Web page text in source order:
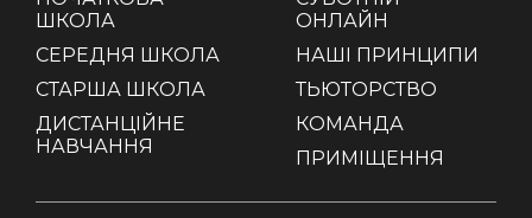
ШКОЛА
СЕРЕДНЯ ШКОЛА
СТАРША ШКОЛА
ДИСТАНЦІЙНЕ
НАВЧАННЯ
ОНЛАЙН
НАШІ ПРИНЦИПИ
ТЬЮТОРСТВО
КОМАНДА
ПРИМІЩЕННЯ